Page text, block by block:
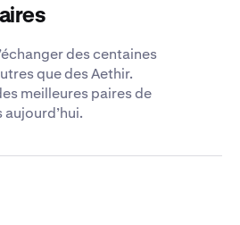
des centaines
que des Aethir.
meilleures paires de